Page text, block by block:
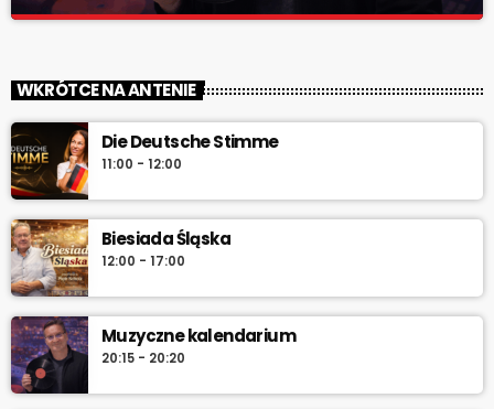
muzyki. Rocznice, premiery, anegdoty i najlepsze brzmienia –
pon.–sob. 7:45 i 12:45, w niedzielę 7:45 + dłuższa wersja po
10:00. Włącz i sprawdź „co dziś gra historia”.
WKRÓTCE NA ANTENIE
Die Deutsche Stimme
11:00 - 12:00
Biesiada Śląska
12:00 - 17:00
Muzyczne kalendarium
20:15 - 20:20